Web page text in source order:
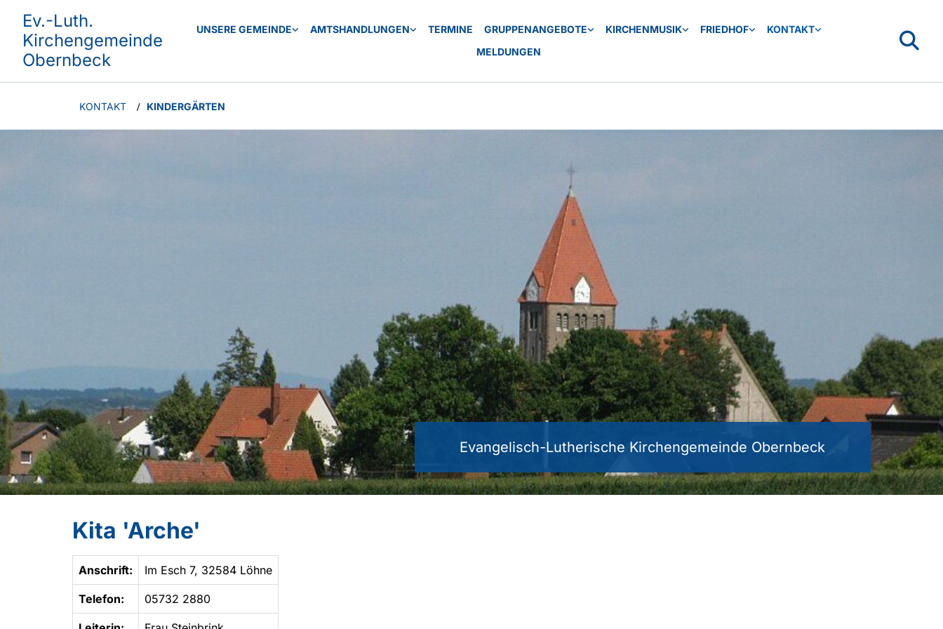
Ev.-Luth.
Kirchengemeinde
Obernbeck
UNSERE GEMEINDE AMTSHANDLUNGEN TERMINE GRUPPENANGEBOTE KIRCHENMUSIK FRIEDHOF
KONTAKT
MELDUNGEN
KONTAKT / KINDERGÄRTEN
Evangelisch-Lutherische Kirchengemeinde Obernbeck
Kita 'Arche'
Anschrift: Im Esch 7, 32584 Löhne
Telefon: 05732 2880